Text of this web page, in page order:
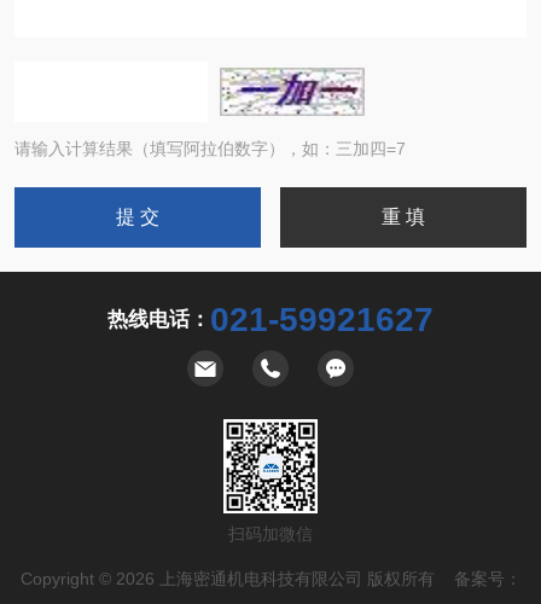
请输入计算结果（填写阿拉伯数字），如：三加四=7
热线电话： 021-59921627
扫码加微信
Copyright © 2026 上海密通机电科技有限公司 版权所有 备案号：